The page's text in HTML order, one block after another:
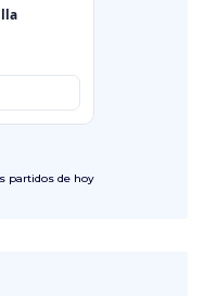
partidos de hoy